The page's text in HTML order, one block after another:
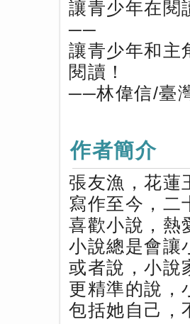
讓青少年在閱
──
讓青少年和主
閱讀！
──林偉信/臺
作者簡介
張友漁，花蓮
寫作至今，二
喜歡小說，熱
小說總是會讓
或者說，小說
更精準的說，
包括她自己，